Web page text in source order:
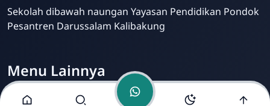
Sekolah dibawah naungan Yayasan Pendidikan Pondok
Pesantren Darussalam Kalibakung
Menu Lainnya
Visi dan Misi